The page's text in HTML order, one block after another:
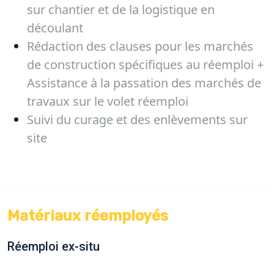
sur chantier et de la logistique en
découlant
Rédaction des clauses pour les marchés
de construction spécifiques au réemploi +
Assistance à la passation des marchés de
travaux sur le volet réemploi
Suivi du curage et des enlèvements sur
site
Matériaux réemployés
Réemploi ex-situ